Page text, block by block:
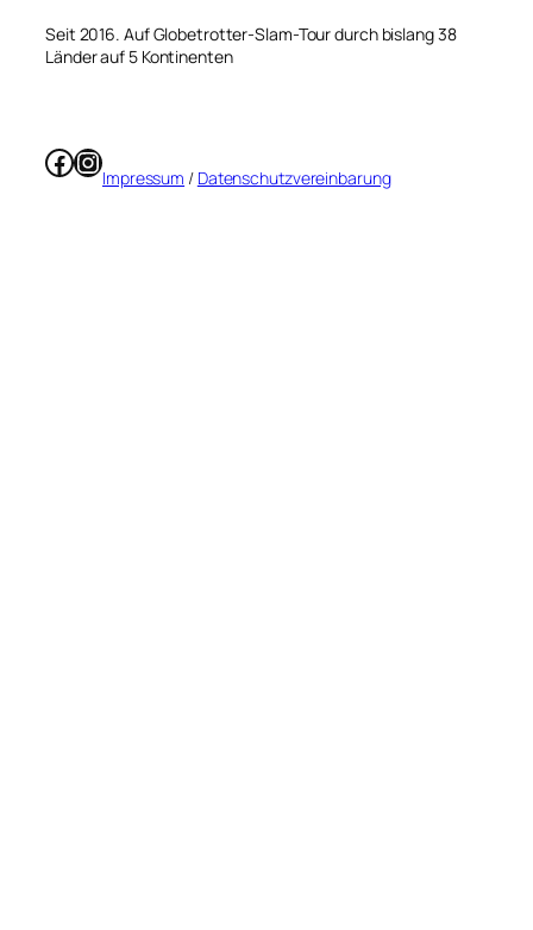
Seit 2016. Auf Globetrotter-Slam-Tour durch bislang 38
Länder auf 5 Kontinenten
Facebook
Instagram
Impressum / Datenschutzvereinbarung